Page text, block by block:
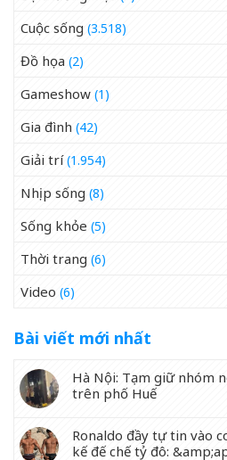
Cuộc sống (3.518)
Đồ họa (2)
Gameshow (1)
Gia đình (42)
Giải trí(1.954)
Nhịp sống (8)
Sống khỏe (5)
Thời trang (6)
Video (6)
Bài viết mới nhất
Hà Nội: Tạm giữ nhóm
trên phố Huế
Ronaldo đầy tự tin vào
kế đế chế tỷ đô: